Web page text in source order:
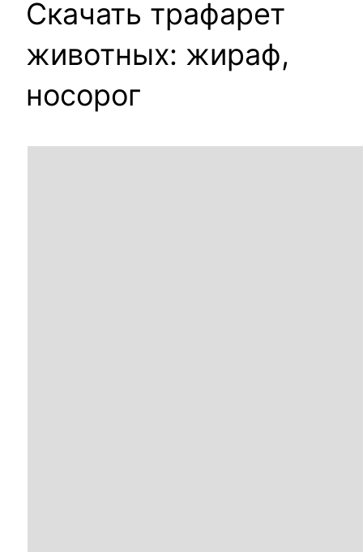
Скачать трафарет
животных: жираф,
носорог